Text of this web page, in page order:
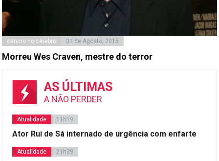
cancro no cérebro 31 de Agosto, 2015
Morreu Wes Craven, mestre do terror
AS ÚLTIMAS
A NÃO PERDER
Atualidade 11h19
Ator Rui de Sá internado de urgência com enfarte
Atualidade 21h39